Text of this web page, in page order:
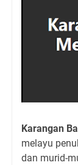
Karangan
melayu
dan murid-